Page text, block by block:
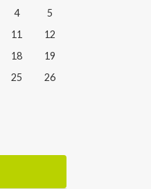
4
5
11
12
18
19
25
26